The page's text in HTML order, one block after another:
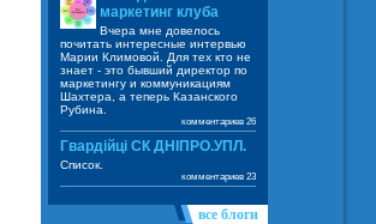
маркетинг клуба
Вчера мне довелось
почитать интересные интервью
Марии Климовой. Для тех кто не
знает - это бывший директор по
маркетингу и коммуникациям
Шахтера, а теперь Казанского
Рубина.
комментариев 26
Гвардійці СК ДНІПРО.УПЛ.
Список.
комментариев 23
все блоги